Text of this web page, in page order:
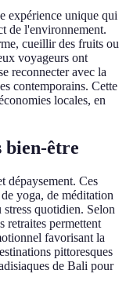
expérience unique qui
de l'environnement.
cueillir des fruits ou
voyageurs ont
reconnecter avec la
contemporains. Cette
locales, en
bien-être
dépaysement. Ces
yoga, de méditation
quotidien. Selon
retraites permettent
favorisant la
pittoresques
de Bali pour